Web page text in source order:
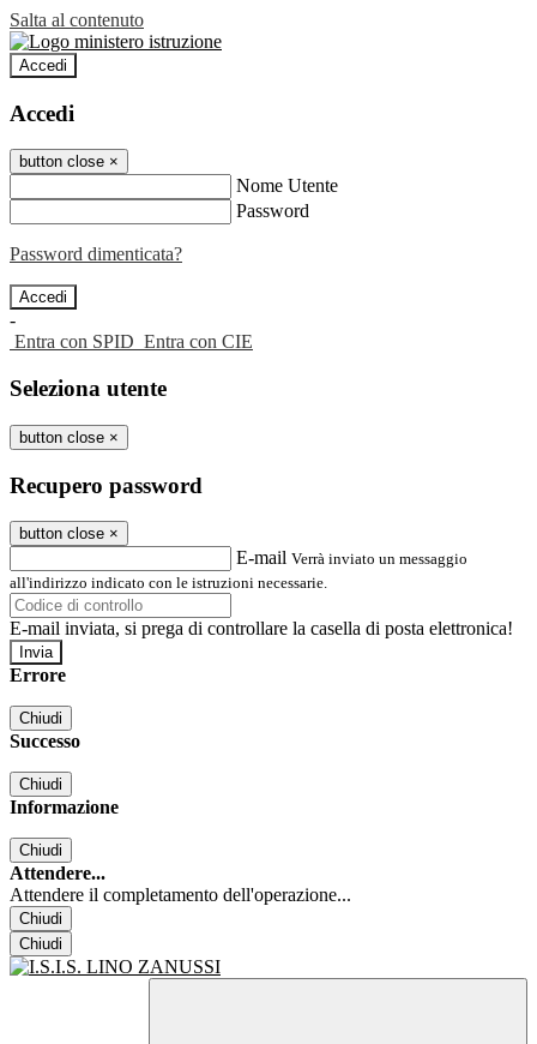
Salta al contenuto
Accedi
Accedi
button close ×
Nome Utente
Password
Password dimenticata?
-
Entra con SPID Entra con CIE
Seleziona utente
button close ×
Recupero password
button close ×
E-mail Verrà inviato un messaggio
all'indirizzo indicato con le istruzioni necessarie.
E-mail inviata, si prega di controllare la casella di posta elettronica!
Errore
Chiudi
Successo
Chiudi
Informazione
Chiudi
Attendere...
Attendere il completamento dell'operazione...
Chiudi
Chiudi